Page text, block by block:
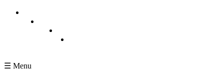
Pasar al contenido principal
☰ Menu